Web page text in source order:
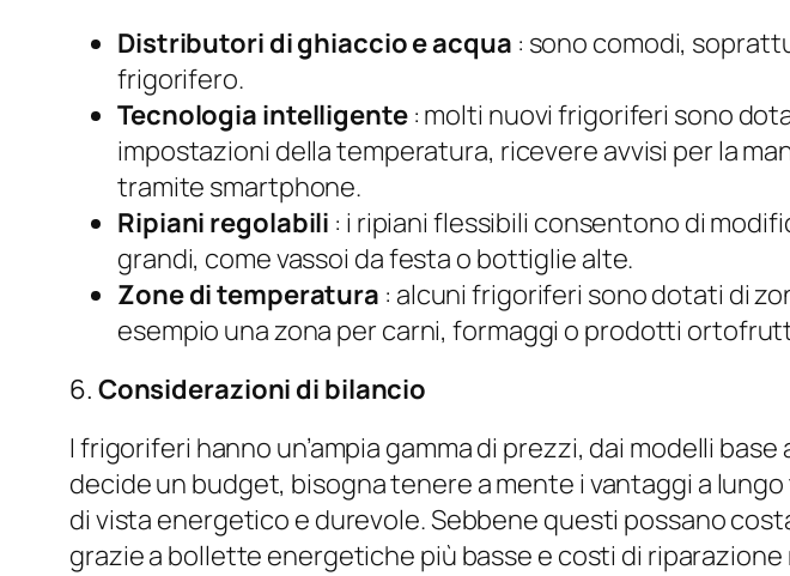
Distributori di ghiaccio e acqua : sono comodi,
frigorifero.
Tecnologia intelligente: molti nuovi frigoriferi sono
impostazioni della temperatura, ricevere avvisi per la
tramite smartphone.
Ripiani regolabili : i ripiani flessibili consentono di
grandi, come vassoi da festa o bottiglie alte.
Zone di temperatura : alcuni frigoriferi sono dotati di
esempio una zona per carni, formaggi o prodotti
6. Considerazioni di bilancio
I frigoriferi hanno un’ampia gamma di prezzi, dai modelli
decide un budget, bisogna tenere a mente i vantaggi a
di vista energetico e durevole. Sebbene questi possano
grazie a bollette energetiche più basse e costi di